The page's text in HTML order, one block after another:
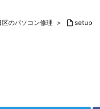
のパソコン修理 >  setup